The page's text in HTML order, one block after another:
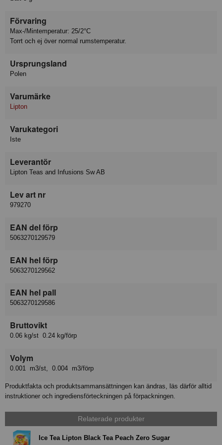
Förvaring
Max-/Mintemperatur: 25/2°C
Torrt och ej över normal rumstemperatur.
Ursprungsland
Polen
Varumärke
Lipton
Varukategori
Iste
Leverantör
Lipton Teas and Infusions Sw AB
Lev art nr
979270
EAN del förp
5063270129579
EAN hel förp
5063270129562
EAN hel pall
5063270129586
Bruttovikt
0.06 kg/st 0.24 kg/förp
Volym
0.001 m3/st, 0.004 m3/förp
Produktfakta och produktsammansättningen kan ändras, läs därför alltid
instruktioner och ingrediensförteckningen på förpackningen.
Relaterade produkter
Ice Tea Lipton Black Tea Peach Zero Sugar